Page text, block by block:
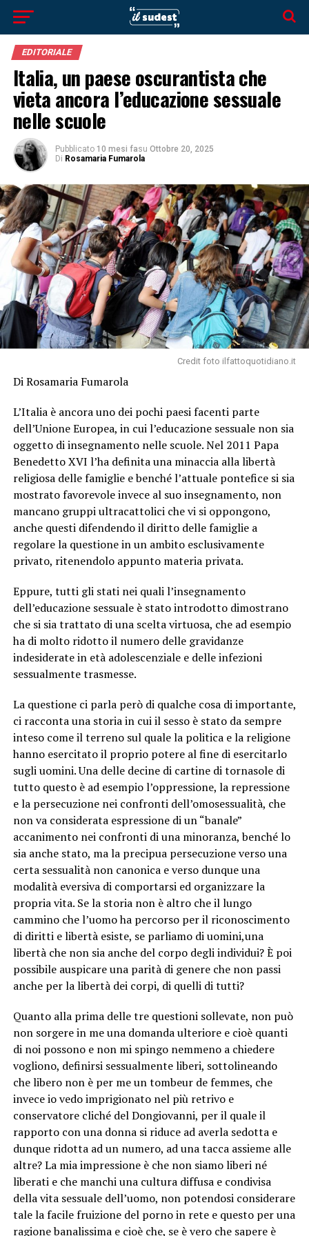
EDITORIALE
Italia, un paese oscurantista che
vieta ancora l’educazione sessuale
nelle scuole
Pubblicato 10 mesi fasu Ottobre 20, 2025
Di Rosamaria Fumarola
Credit foto ilfattoquotidiano.it
Di Rosamaria Fumarola
L’Italia è ancora uno dei pochi paesi facenti parte
dell’Unione Europea, in cui l’educazione sessuale non sia
oggetto di insegnamento nelle scuole. Nel 2011 Papa
Benedetto XVI l’ha definita una minaccia alla libertà
religiosa delle famiglie e benché l’attuale pontefice si sia
mostrato favorevole invece al suo insegnamento, non
mancano gruppi ultracattolici che vi si oppongono,
anche questi difendendo il diritto delle famiglie a
regolare la questione in un ambito esclusivamente
privato, ritenendolo appunto materia privata.
Eppure, tutti gli stati nei quali l’insegnamento
dell’educazione sessuale è stato introdotto dimostrano
che si sia trattato di una scelta virtuosa, che ad esempio
ha di molto ridotto il numero delle gravidanze
indesiderate in età adolescenziale e delle infezioni
sessualmente trasmesse.
La questione ci parla però di qualche cosa di importante,
ci racconta una storia in cui il sesso è stato da sempre
inteso come il terreno sul quale la politica e la religione
hanno esercitato il proprio potere al fine di esercitarlo
sugli uomini. Una delle decine di cartine di tornasole di
tutto questo è ad esempio l’oppressione, la repressione
e la persecuzione nei confronti dell’omosessualità, che
non va considerata espressione di un “banale”
accanimento nei confronti di una minoranza, benché lo
sia anche stato, ma la precipua persecuzione verso una
certa sessualità non canonica e verso dunque una
modalità eversiva di comportarsi ed organizzare la
propria vita. Se la storia non è altro che il lungo
cammino che l’uomo ha percorso per il riconoscimento
di diritti e libertà esiste, se parliamo di uomini,una
libertà che non sia anche del corpo degli individui? È poi
possibile auspicare una parità di genere che non passi
anche per la libertà dei corpi, di quelli di tutti?
Quanto alla prima delle tre questioni sollevate, non può
non sorgere in me una domanda ulteriore e cioè quanti
di noi possono e non mi spingo nemmeno a chiedere
vogliono, definirsi sessualmente liberi, sottolineando
che libero non è per me un tombeur de femmes, che
invece io vedo imprigionato nel più retrivo e
conservatore cliché del Dongiovanni, per il quale il
rapporto con una donna si riduce ad averla sedotta e
dunque ridotta ad un numero, ad una tacca assieme alle
altre? La mia impressione è che non siamo liberi né
liberati e che manchi una cultura diffusa e condivisa
della vita sessuale dell’uomo, non potendosi considerare
tale la facile fruizione del porno in rete e questo per una
ragione banalissima e cioè che, se è vero che sapere è